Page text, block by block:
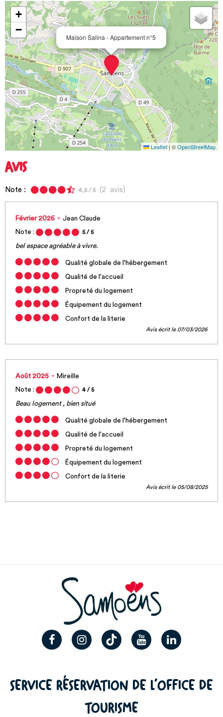
Maison Salina - Appartement n°5
+
−
Leaflet | ©OpenStreetMap
AVIS
Note : 4,5 / 5( 2 avis)
Février 2026
Jean Claude
Note :
5 / 5
bel espace agréable à vivre.
Qualité globale de l'hébergement
Qualité de l'accueil
Propreté du logement
Équipement du logement
Confort de la literie
Avis écrit le 07/03/2026
Août 2025
Mireille
Note :
4 / 5
Beau logement , bien situé
Qualité globale de l'hébergement
Qualité de l'accueil
Propreté du logement
Équipement du logement
Confort de la literie
Avis écrit le 05/08/2025
SERVICE RÉSERVATION DE L’OFFICE DE
TOURISME